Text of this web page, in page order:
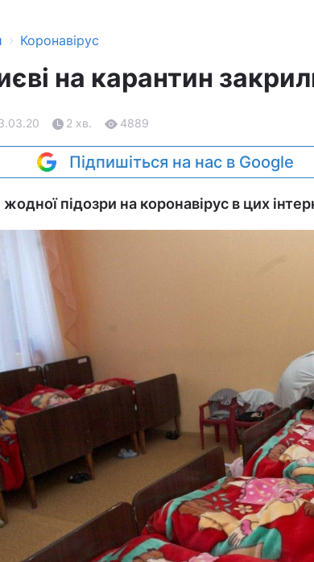
› Коронавірус
на карантин
2 хв. 4889
Підпишіться на нас в Google
жодної підозри на коронавірус в цих